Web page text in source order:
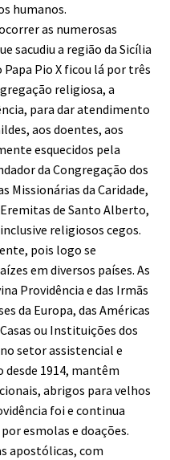
humanos.
as numerosas
sacudiu a região da Sicília
Pio X ficou lá por três
religiosa, a
para dar atendimento
aos doentes, aos
esquecidos pela
da Congregação dos
Missionárias da Caridade,
de Santo Alberto,
religiosos cegos.
pois logo se
em diversos países. As
Providência e das Irmãs
da Europa, das Américas
ou Instituições dos
setor assistencial e
desde 1914, mantêm
abrigos para velhos
foi e continua
esmolas e doações.
apostólicas, com